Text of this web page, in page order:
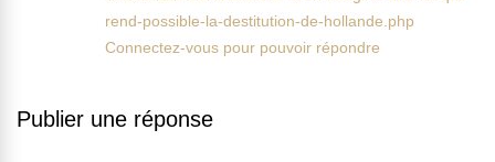
rend-possible-la-destitution-de-hollande.php
Connectez-vous pour pouvoir répondre
Publier une réponse